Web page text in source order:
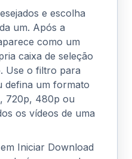
e escolha
um. Após a
como um
caixa de seleção
Use o filtro para
defina um formato
720p, 480p ou
os vídeos de uma
Iniciar Download